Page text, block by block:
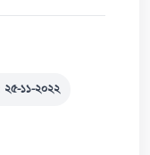
২৫-১১-২০২২